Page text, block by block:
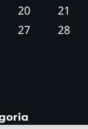
20 21
27 28